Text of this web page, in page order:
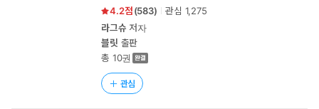
4.2 (583) 관심 1,275
라그슈 저자
블릿 출판
총 10권
관심